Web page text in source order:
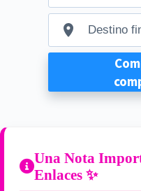
Una Nota
Enlaces ✨